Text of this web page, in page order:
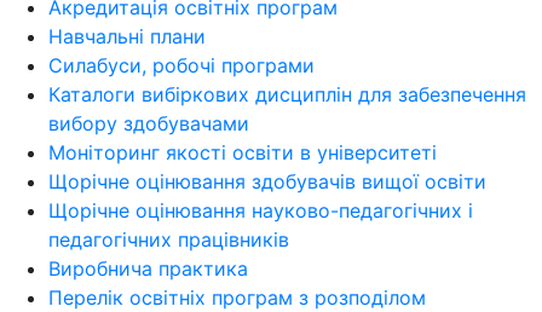
Акредитація освітніх програм
Навчальні плани
Силабуси, робочі програми
Каталоги вибіркових дисциплін для забезпечення
вибору здобувачами
Моніторинг якості освіти в університеті
Щорічне оцінювання здобувачів вищої освіти
Щорічне оцінювання науково-педагогічних і
педагогічних працівників
Виробнича практика
Перелік освітніх програм з розподілoм